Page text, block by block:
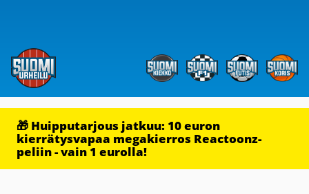
🎁 Huipputarjous jatkuu: 10 euron
kierrätysvapaa megakierros Reactoonz-
peliin - vain 1 eurolla!